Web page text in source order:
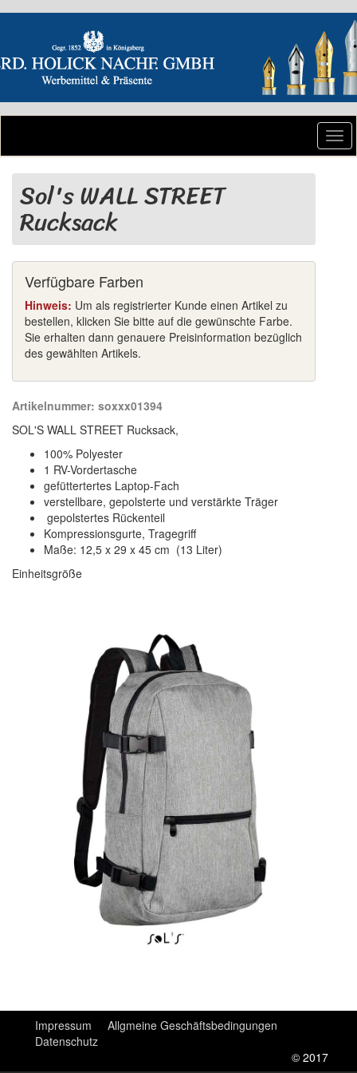
Sol's WALL STREET
Rucksack
Verfügbare Farben
Hinweis: Um als registrierter Kunde einen Artikel zu
bestellen, klicken Sie bitte auf die gewünschte Farbe.
Sie erhalten dann genauere Preisinformation bezüglich
des gewählten Artikels.
Artikelnummer: soxxx01394
SOL'S WALL STREET Rucksack,
100% Polyester
1 RV-Vordertasche
gefüttertertes Laptop-Fach
verstellbare, gepolsterte und verstärkte Träger
gepolstertes Rückenteil
Kompressionsgurte, Tragegriff
Maße: 12,5 x 29 x 45 cm (13 Liter)
Einheitsgröße
Impressum
Allgmeine Geschäftsbedingungen
Datenschutz
© 2017